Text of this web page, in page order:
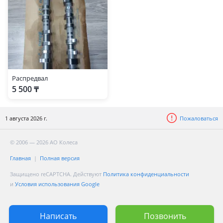
Распредвал
5 500 ₸
1 августа 2026 г. Пожаловаться
Написать Позвонить
© 2006 — 2026 АО Колеса
Главная Полная версия
Защищено reCAPTCHA. Действуют Политика конфиденциальности
и Условия использования Google